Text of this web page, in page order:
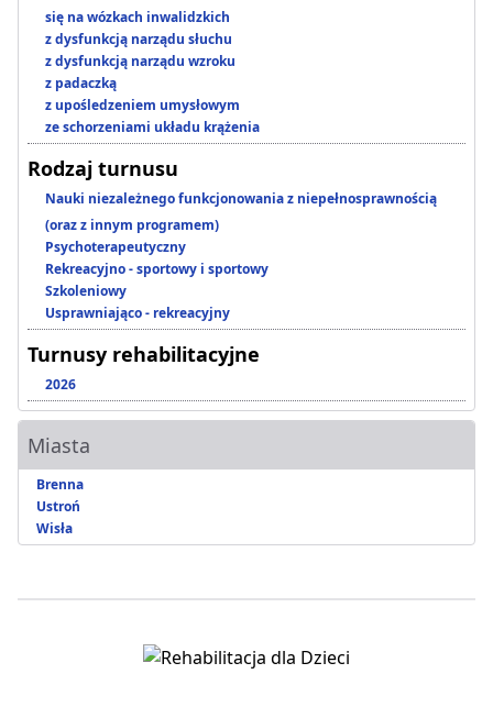
się na wózkach inwalidzkich
z dysfunkcją narządu słuchu
z dysfunkcją narządu wzroku
z padaczką
z upośledzeniem umysłowym
ze schorzeniami układu krążenia
Rodzaj turnusu
Nauki niezależnego funkcjonowania z niepełnosprawnością
(oraz z innym programem)
Psychoterapeutyczny
Rekreacyjno - sportowy i sportowy
Szkoleniowy
Usprawniająco - rekreacyjny
Turnusy rehabilitacyjne
2026
Miasta
Brenna
Ustroń
Wisła